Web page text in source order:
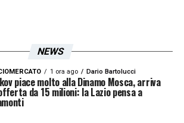
non vada a buon fine il
capito che attraverso il
in politica e appena lo
del calcio».
NEWS
1 ora ago Dario Bartolucci
piace molto alla Dinamo Mosca, arriva
da 15 milioni: la Lazio pensa a